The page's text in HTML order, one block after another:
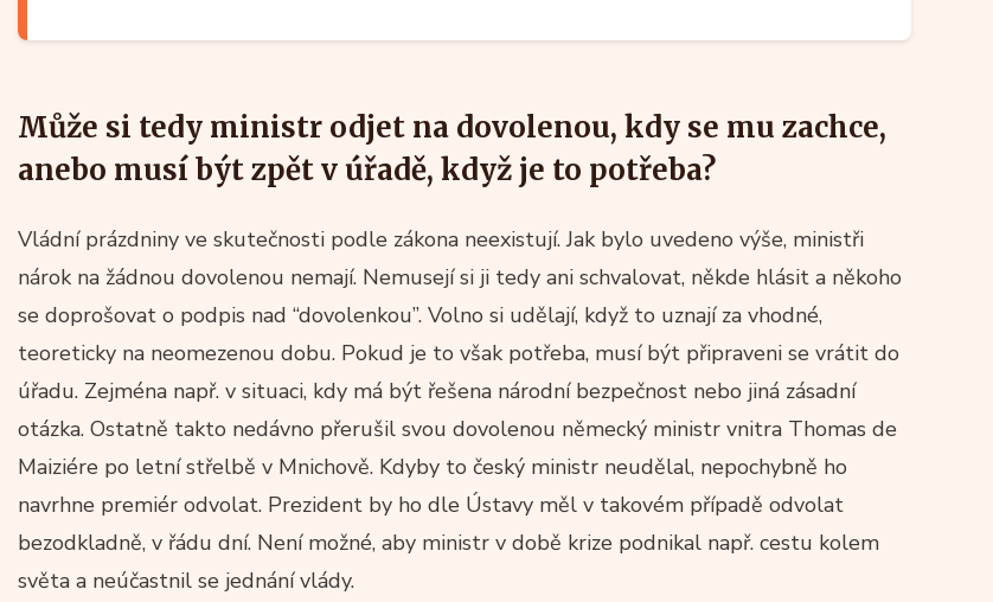
Může si tedy ministr odjet na dovolenou, kdy se mu zachce,
anebo musí být zpět v úřadě, když je to potřeba?
Vládní prázdniny ve skutečnosti podle zákona neexistují. Jak bylo uvedeno výše, ministři
nárok na žádnou dovolenou nemají. Nemusejí si ji tedy ani schvalovat, někde hlásit a někoho
se doprošovat o podpis nad “dovolenkou”. Volno si udělají, když to uznají za vhodné,
teoreticky na neomezenou dobu. Pokud je to však potřeba, musí být připraveni se vrátit do
úřadu. Zejména např. v situaci, kdy má být řešena národní bezpečnost nebo jiná zásadní
otázka. Ostatně takto nedávno přerušil svou dovolenou německý ministr vnitra Thomas de
Maiziére po letní střelbě v Mnichově. Kdyby to český ministr neudělal, nepochybně ho
navrhne premiér odvolat. Prezident by ho dle Ústavy měl v takovém případě odvolat
bezodkladně, v řádu dní. Není možné, aby ministr v době krize podnikal např. cestu kolem
světa a neúčastnil se jednání vlády.